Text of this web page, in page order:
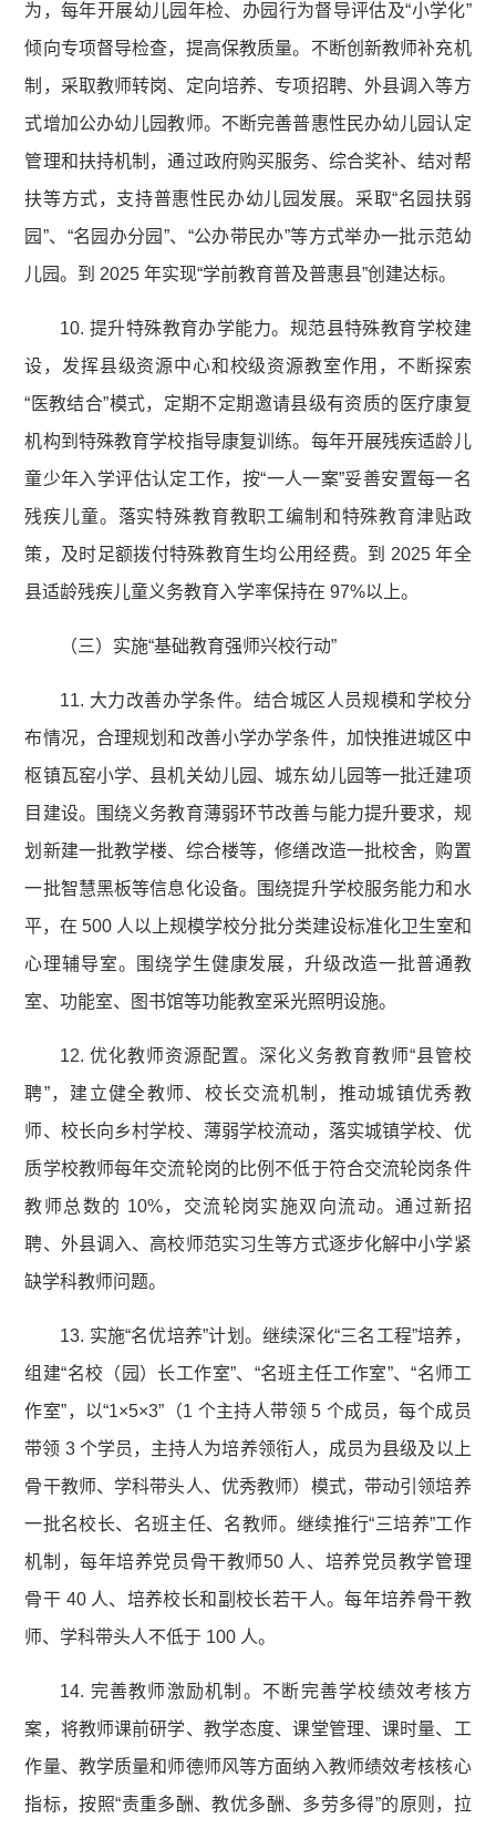
为，每年开展幼儿园年检、办园行为督导评估及“小学化”
倾向专项督导检查，提高保教质量。不断创新教师补充机
制，采取教师转岗、定向培养、专项招聘、外县调入等方
式增加公办幼儿园教师。不断完善普惠性民办幼儿园认定
管理和扶持机制，通过政府购买服务、综合奖补、结对帮
扶等方式，支持普惠性民办幼儿园发展。采取“名园扶弱
园”、“名园办分园”、“公办带民办”等方式举办一批示范幼
儿园。到 2025 年实现“学前教育普及普惠县”创建达标。
10. 提升特殊教育办学能力。规范县特殊教育学校建
设，发挥县级资源中心和校级资源教室作用，不断探索
“医教结合”模式，定期不定期邀请县级有资质的医疗康复
机构到特殊教育学校指导康复训练。每年开展残疾适龄儿
童少年入学评估认定工作，按“一人一案”妥善安置每一名
残疾儿童。落实特殊教育教职工编制和特殊教育津贴政
策，及时足额拨付特殊教育生均公用经费。到 2025 年全
县适龄残疾儿童义务教育入学率保持在 97%以上。
（三）实施“基础教育强师兴校行动”
11. 大力改善办学条件。结合城区人员规模和学校分
布情况，合理规划和改善小学办学条件，加快推进城区中
枢镇瓦窑小学、县机关幼儿园、城东幼儿园等一批迁建项
目建设。围绕义务教育薄弱环节改善与能力提升要求，规
划新建一批教学楼、综合楼等，修缮改造一批校舍，购置
一批智慧黑板等信息化设备。围绕提升学校服务能力和水
平，在 500 人以上规模学校分批分类建设标准化卫生室和
心理辅导室。围绕学生健康发展，升级改造一批普通教
室、功能室、图书馆等功能教室采光照明设施。
12. 优化教师资源配置。深化义务教育教师“县管校
聘”，建立健全教师、校长交流机制，推动城镇优秀教
师、校长向乡村学校、薄弱学校流动，落实城镇学校、优
质学校教师每年交流轮岗的比例不低于符合交流轮岗条件
教师总数的 10%，交流轮岗实施双向流动。通过新招
聘、外县调入、高校师范实习生等方式逐步化解中小学紧
缺学科教师问题。
13. 实施“名优培养”计划。继续深化“三名工程”培养，
组建“名校（园）长工作室”、“名班主任工作室”、“名师工
作室”，以“1×5×3”（1 个主持人带领 5 个成员，每个成员
带领 3 个学员，主持人为培养领衔人，成员为县级及以上
骨干教师、学科带头人、优秀教师）模式，带动引领培养
一批名校长、名班主任、名教师。继续推行“三培养”工作
机制，每年培养党员骨干教师50 人、培养党员教学管理
骨干 40 人、培养校长和副校长若干人。每年培养骨干教
师、学科带头人不低于 100 人。
14. 完善教师激励机制。不断完善学校绩效考核方
案，将教师课前研学、教学态度、课堂管理、课时量、工
作量、教学质量和师德师风等方面纳入教师绩效考核核心
指标，按照“责重多酬、教优多酬、多劳多得”的原则，拉